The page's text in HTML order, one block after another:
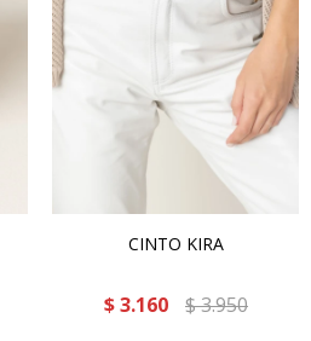
CINTO KIRA
$ 3.160 $3.950